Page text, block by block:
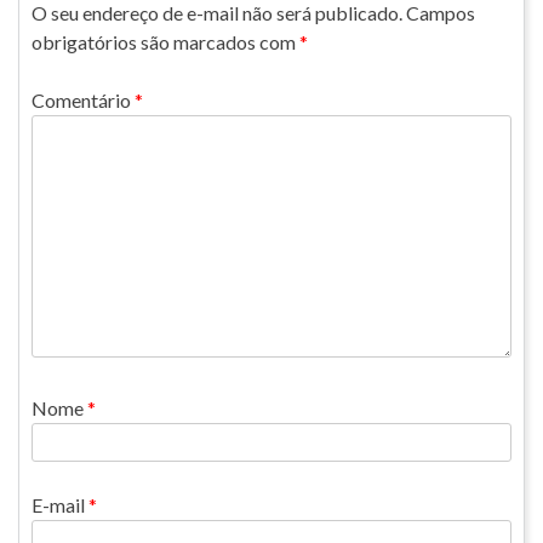
O seu endereço de e-mail não será publicado.Campos
obrigatórios são marcados com*
Comentário *
Nome*
E-mail*